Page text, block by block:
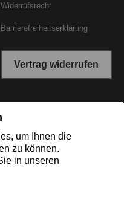
Widerrufsrecht
Barrierefreiheitserklärung
Vertrag widerrufen